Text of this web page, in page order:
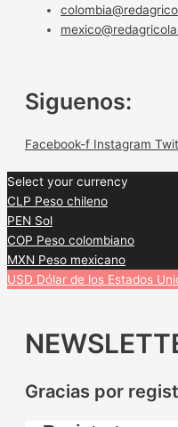
Siguenos:
Facebook-f Instagram
Select your currency
CLP Peso chileno
PEN Sol
COP Peso colombiano
MXN Peso mexicano
USD Dólar de los Estados
Gracias por